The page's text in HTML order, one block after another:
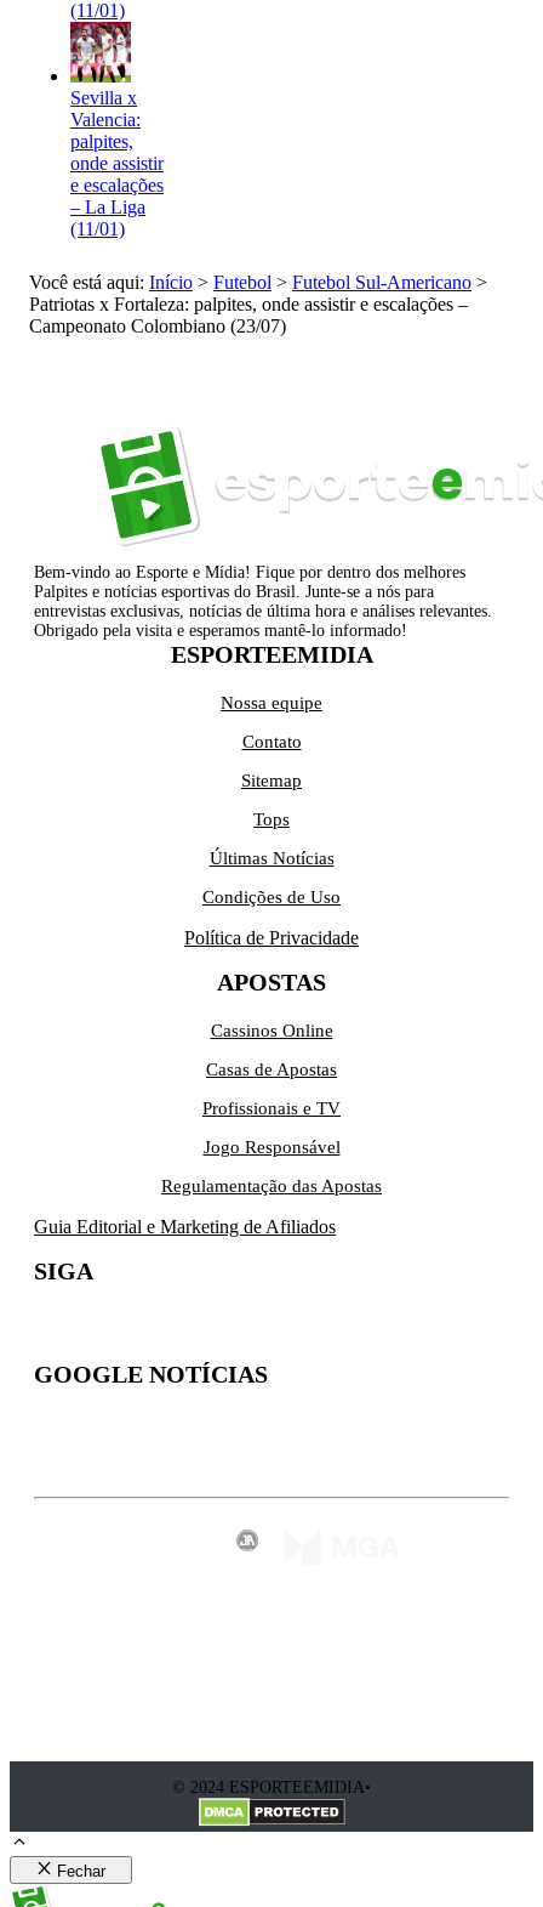
(11/01)
Sevilla x
Valencia:
palpites,
onde assistir
e escalações
– La Liga
(11/01)
Você está aqui: Início > Futebol > Futebol Sul-Americano >
Patriotas x Fortaleza: palpites, onde assistir e escalações –
Campeonato Colombiano (23/07)
Bem-vindo ao Esporte e Mídia! Fique por dentro dos melhores
Palpites e notícias esportivas do Brasil. Junte-se a nós para
entrevistas exclusivas, notícias de última hora e análises relevantes.
Obrigado pela visita e esperamos mantê-lo informado!
ESPORTEEMIDIA
Nossa equipe
Contato
Sitemap
Tops
Últimas Notícias
Condições de Uso
Política de Privacidade
APOSTAS
Cassinos Online
Casas de Apostas
Profissionais e TV
Jogo Responsável
Regulamentação das Apostas
Guia Editorial e Marketing de Afiliados
SIGA
GOOGLE NOTÍCIAS
© 2024 ESPORTEEMIDIA•
Fechar